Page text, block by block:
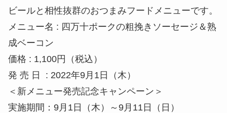
ビールと相性抜群のおつまみフードメニューです。
メニュー名 : 四万十ポークの粗挽きソーセージ＆熟
成ベーコン
価格 : 1,100円（税込）
発 売 日 : 2022年9月1日（木）
＜新メニュー発売記念キャンペーン＞
実施期間：9月1日（木）～9月11日（日）